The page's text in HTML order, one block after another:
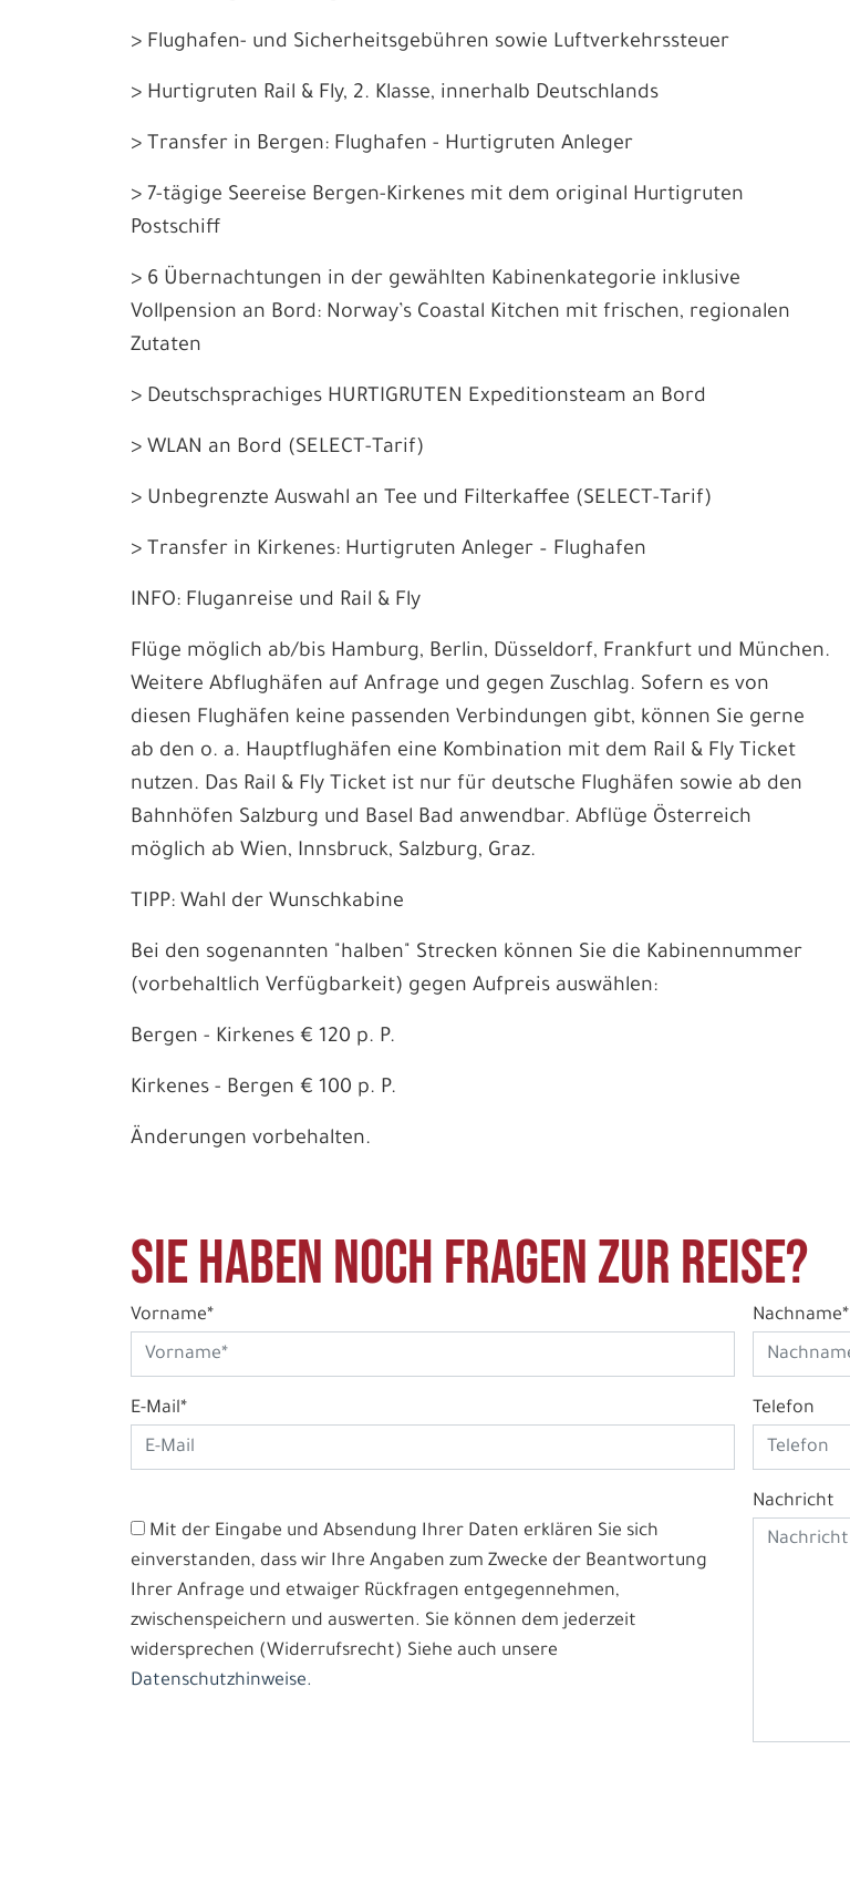
> Flughafen- und Sicherheitsgebühren sowie Luftverkehrssteuer
> Hurtigruten Rail & Fly, 2. Klasse, innerhalb Deutschlands
> Transfer in Bergen: Flughafen - Hurtigruten Anleger
> 7-tägige Seereise Bergen-Kirkenes mit dem original Hurtigruten
Postschiff
> 6 Übernachtungen in der gewählten Kabinenkategorie inklusive
Vollpension an Bord: Norway’s Coastal Kitchen mit frischen, regionalen
Zutaten
> Deutschsprachiges HURTIGRUTEN Expeditionsteam an Bord
> WLAN an Bord (SELECT-Tarif)
> Unbegrenzte Auswahl an Tee und Filterkaffee (SELECT-Tarif)
> Transfer in Kirkenes: Hurtigruten Anleger – Flughafen
INFO: Fluganreise und Rail & Fly
Flüge möglich ab/bis Hamburg, Berlin, Düsseldorf, Frankfurt und München.
Weitere Abflughäfen auf Anfrage und gegen Zuschlag. Sofern es von
diesen Flughäfen keine passenden Verbindungen gibt, können Sie gerne
ab den o. a. Hauptflughäfen eine Kombination mit dem Rail & Fly Ticket
nutzen. Das Rail & Fly Ticket ist nur für deutsche Flughäfen sowie ab den
Bahnhöfen Salzburg und Basel Bad anwendbar. Abflüge Österreich
möglich ab Wien, Innsbruck, Salzburg, Graz.
TIPP: Wahl der Wunschkabine
Bei den sogenannten "halben" Strecken können Sie die Kabinennummer
(vorbehaltlich Verfügbarkeit) gegen Aufpreis auswählen:
Bergen - Kirkenes € 120 p. P.
Kirkenes - Bergen € 100 p. P.
Änderungen vorbehalten.
Sie haben noch Fragen zur Reise?
Vorname* Nachname*
E-Mail* Telefon
Mit der Eingabe und Absendung Ihrer Daten erklären Sie sich
einverstanden, dass wir Ihre Angaben zum Zwecke der Beantwortung
Ihrer Anfrage und etwaiger Rückfragen entgegennehmen,
zwischenspeichern und auswerten. Sie können dem jederzeit
widersprechen (Widerrufsrecht) Siehe auch unsere
Datenschutzhinweise.
Nachricht